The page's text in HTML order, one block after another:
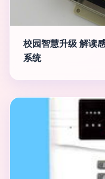
校园智慧升级 解读
系统